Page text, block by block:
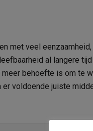
met veel
al langere
behoefte is om te
voldoende juiste